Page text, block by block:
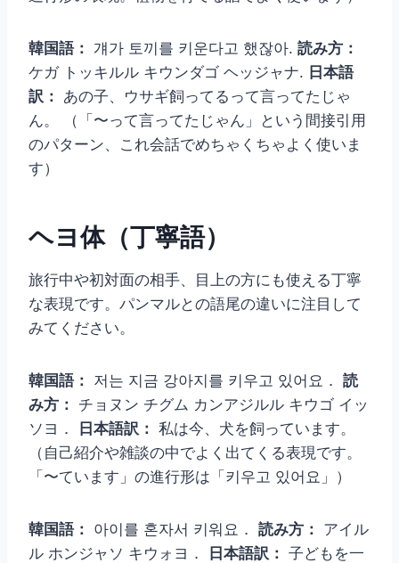
韓国語： 걔가 토끼를 키운다고 했잖아. 読み方：
ケガ トッキルル キウンダゴ ヘッジャナ. 日本語
訳： あの子、ウサギ飼ってるって言ってたじゃ
ん。 （「〜って言ってたじゃん」という間接引用
のパターン、これ会話でめちゃくちゃよく使いま
す）
ヘヨ体（丁寧語）
旅行中や初対面の相手、目上の方にも使える丁寧
な表現です。パンマルとの語尾の違いに注目して
みてください。
韓国語： 저는 지금 강아지를 키우고 있어요． 読
み方： チョヌン チグム カンアジルル キウゴ イッ
ソヨ． 日本語訳： 私は今、犬を飼っています。
（自己紹介や雑談の中でよく出てくる表現です。
「〜ています」の進行形は「키우고 있어요」）
韓国語： 아이를 혼자서 키워요． 読み方： アイル
ル ホンジャソ キウォヨ． 日本語訳： 子どもを一